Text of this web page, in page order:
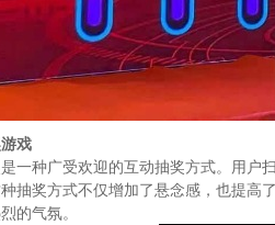
戏
一种广受欢迎的互动抽奖方式。用户
抽奖方式不仅增加了悬念感，也提高
的气氛。